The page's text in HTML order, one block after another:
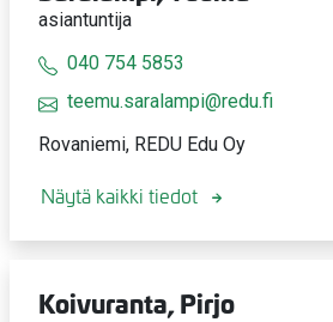
asiantuntija
040 754 5853
teemu.saralampi@redu.fi
Rovaniemi, REDU Edu Oy
Näytä kaikki tiedot
Koivuranta, Pirjo